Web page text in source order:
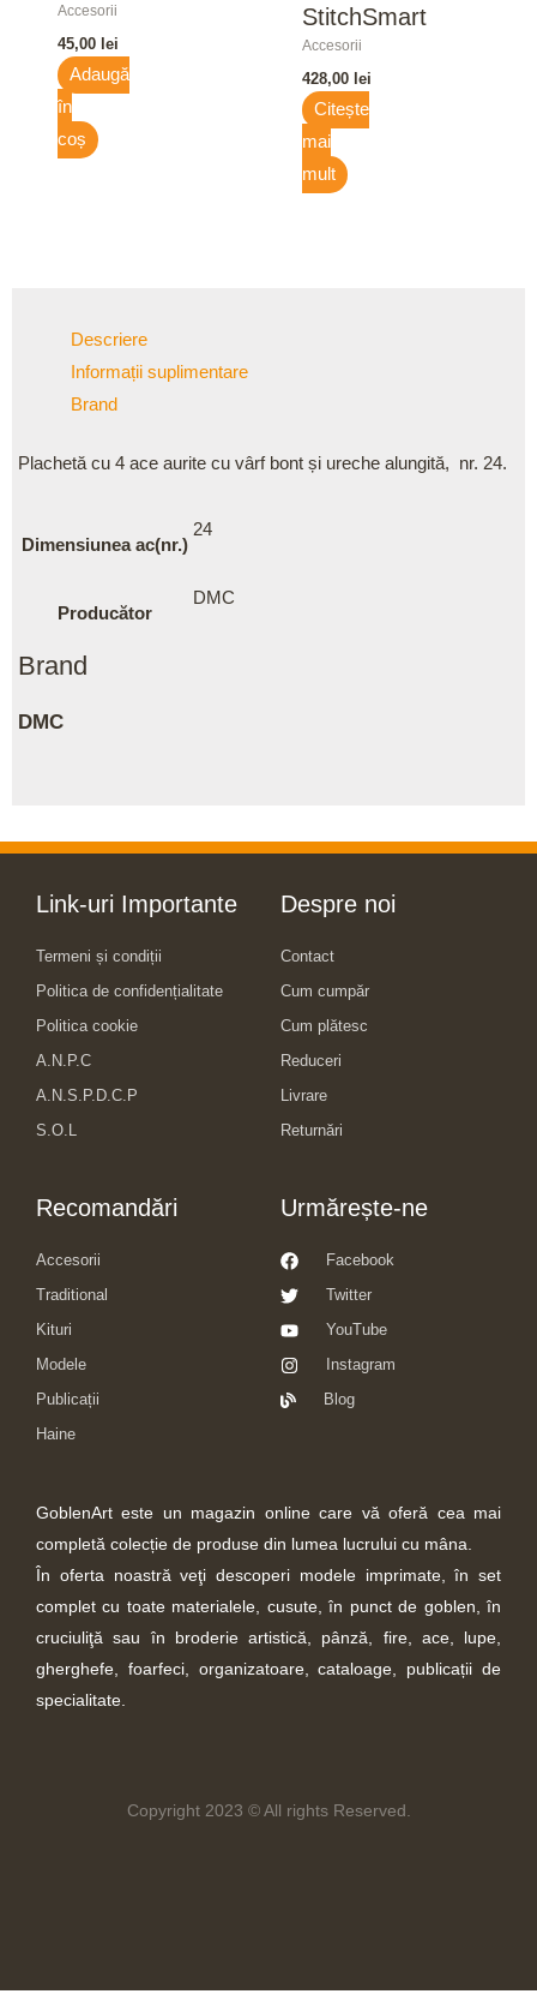
Accesorii
45,00 lei
Adaugă
în
coș
StitchSmart
Accesorii
428,00 lei
Citește
mai
mult
Descriere
Informații suplimentare
Brand
Plachetă cu 4 ace aurite cu vârf bont și ureche alungită, nr. 24.
Dimensiunea ac(nr.)
24
Producător
DMC
Brand
DMC
Link-uri Importante
Termeni și condiții
Politica de confidențialitate
Politica cookie
A.N.P.C
A.N.S.P.D.C.P
S.O.L
Despre noi
Contact
Cum cumpăr
Cum plătesc
Reduceri
Livrare
Returnări
Recomandări
Accesorii
Traditional
Kituri
Modele
Publicații
Haine
Urmărește-ne
Facebook
Twitter
YouTube
Instagram
Blog
GoblenArt este un magazin online care vă oferă cea mai
completă colecție de produse din lumea lucrului cu mâna.
În oferta noastră veţi descoperi modele imprimate, în set
complet cu toate materialele, cusute, în punct de goblen, în
cruciuliţă sau în broderie artistică, pânză, fire, ace, lupe,
gherghefe, foarfeci, organizatoare, cataloage, publicații de
specialitate.
Copyright 2023 © All rights Reserved.